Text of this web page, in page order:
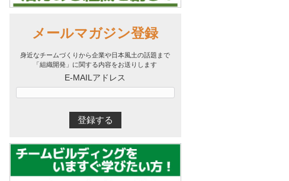
メールマガジン登録
身近なチームづくりから企業や日本風土の話題まで
「組織開発」に関する内容をお送りします
E-MAILアドレス